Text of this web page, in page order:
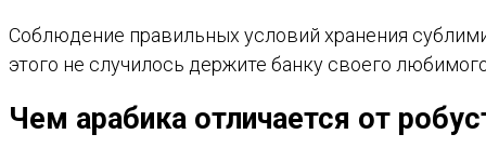
Соблюдение правильных условий хранения
этого не случилось держите банку своего
Чем арабика отличается от